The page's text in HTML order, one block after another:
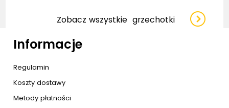
Zobacz wszystkie grzechotki
Informacje
Regulamin
Koszty dostawy
Metody płatności